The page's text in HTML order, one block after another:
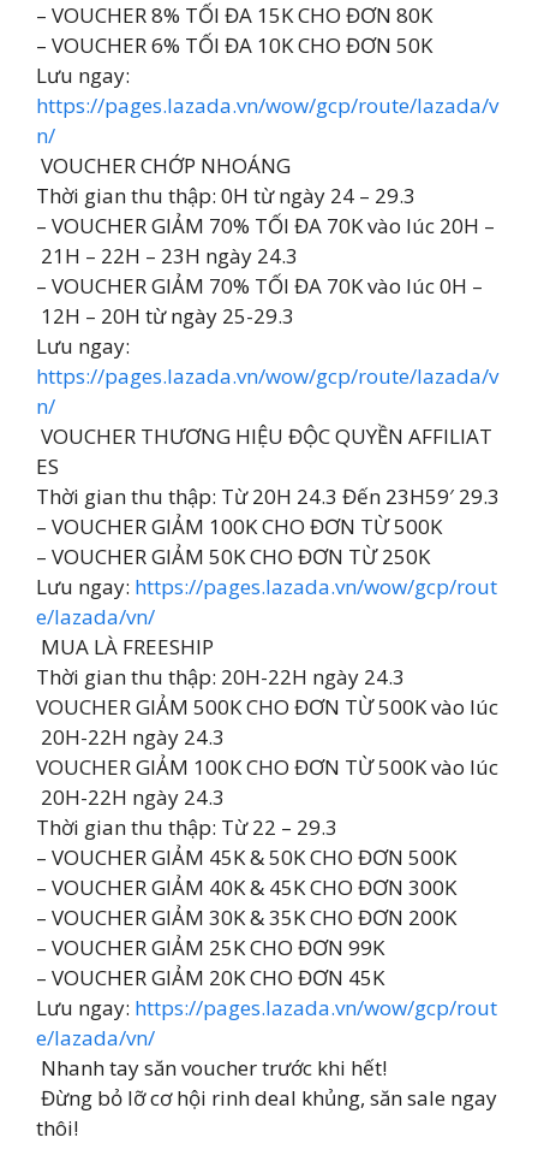
– VOUCHER 8% TỐI ĐA 15K CHO ĐƠN 80K
– VOUCHER 6% TỐI ĐA 10K CHO ĐƠN 50K
Lưu ngay:
https://pages.lazada.vn/wow/gcp/route/lazada/v
n/
️ VOUCHER CHỚP NHOÁNG
Thời gian thu thập: 0H từ ngày 24 – 29.3
– VOUCHER GIẢM 70% TỐI ĐA 70K vào lúc 20H –
21H – 22H – 23H ngày 24.3
– VOUCHER GIẢM 70% TỐI ĐA 70K vào lúc 0H –
12H – 20H từ ngày 25-29.3
Lưu ngay:
https://pages.lazada.vn/wow/gcp/route/lazada/v
n/
️ VOUCHER THƯƠNG HIỆU ĐỘC QUYỀN AFFILIAT
ES
Thời gian thu thập: Từ 20H 24.3 Đến 23H59′ 29.3
– VOUCHER GIẢM 100K CHO ĐƠN TỪ 500K
– VOUCHER GIẢM 50K CHO ĐƠN TỪ 250K
Lưu ngay: https://pages.lazada.vn/wow/gcp/rout
e/lazada/vn/
️ MUA LÀ FREESHIP
Thời gian thu thập: 20H-22H ngày 24.3
VOUCHER GIẢM 500K CHO ĐƠN TỪ 500K vào lúc
20H-22H ngày 24.3
VOUCHER GIẢM 100K CHO ĐƠN TỪ 500K vào lúc
20H-22H ngày 24.3
Thời gian thu thập: Từ 22 – 29.3
– VOUCHER GIẢM 45K & 50K CHO ĐƠN 500K
– VOUCHER GIẢM 40K & 45K CHO ĐƠN 300K
– VOUCHER GIẢM 30K & 35K CHO ĐƠN 200K
– VOUCHER GIẢM 25K CHO ĐƠN 99K
– VOUCHER GIẢM 20K CHO ĐƠN 45K
Lưu ngay: https://pages.lazada.vn/wow/gcp/rout
e/lazada/vn/
Nhanh tay săn voucher trước khi hết!
Đừng bỏ lỡ cơ hội rinh deal khủng, săn sale ngay
thôi!